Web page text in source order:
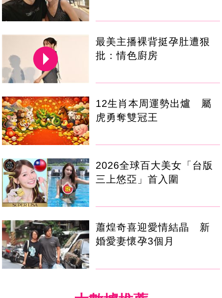
最美主播裸背挺孕肚遭狠
批：情色廚房
12生肖本周運勢出爐 屬
虎勇奪雙冠王
2026全球百大美女「台版
三上悠亞」首入圍
蕭煌奇喜迎愛情結晶 新
婚愛妻懷孕3個月